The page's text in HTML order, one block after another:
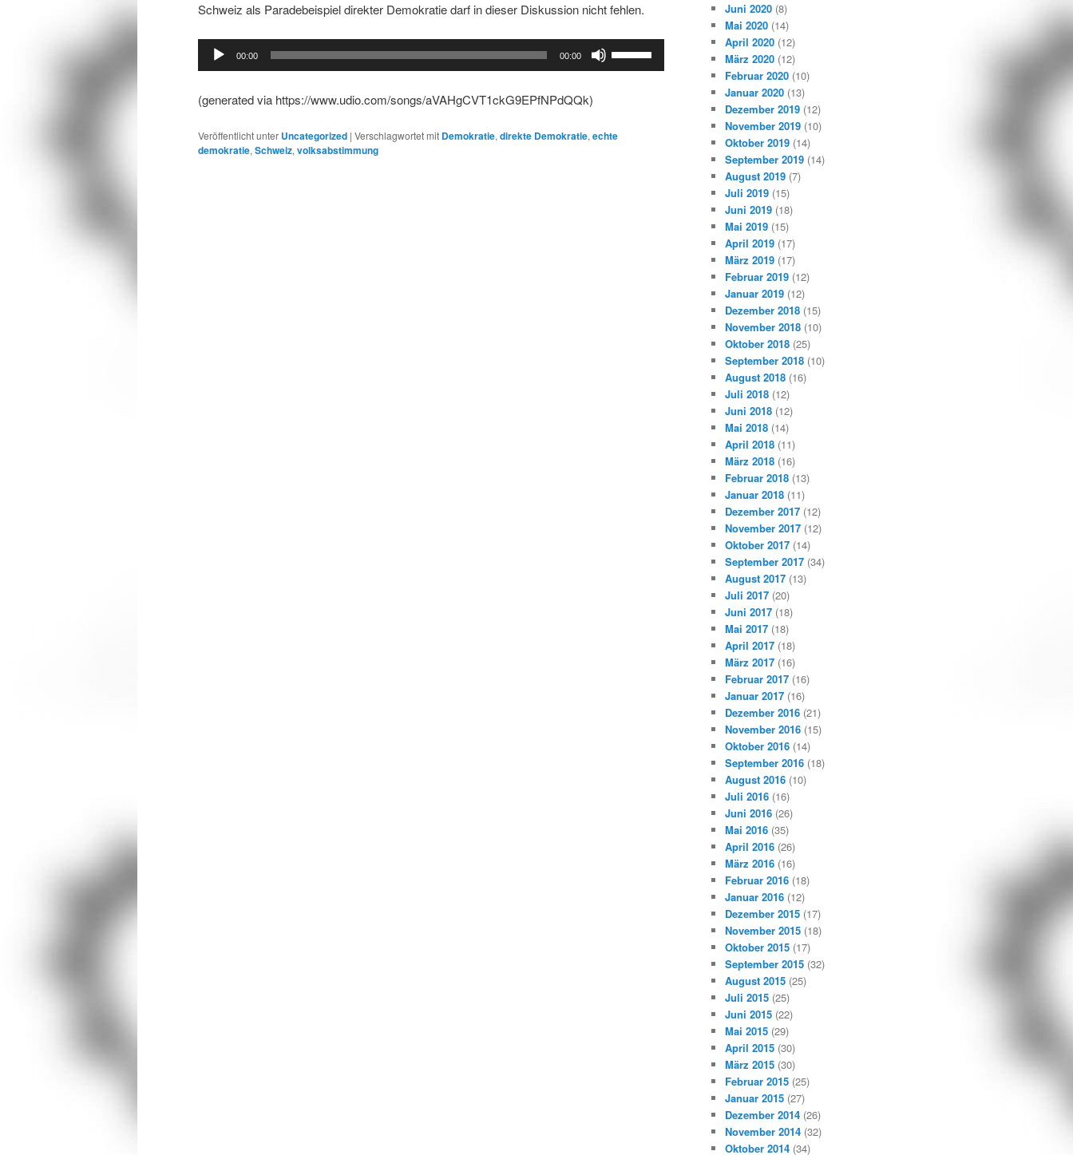
Schweiz als Paradebeispiel direkter Demokratie darf in dieser Diskussion nicht fehlen.
Audio-
Player
00:00 00:00
Lautstärke
(generated via https://www.udio.com/songs/aVAHgCVT1ckG9EPfNPdQQk)
Veröffentlicht unter Uncategorized | Verschlagwortet mit Demokratie, direkte Demokratie, echte
demokratie, Schweiz, volksabstimmung
Juni 2020 (8)
Mai 2020 (14)
April 2020 (12)
März 2020 (12)
Februar 2020 (10)
Januar 2020 (13)
Dezember 2019 (12)
November 2019 (10)
Oktober 2019 (14)
September 2019 (14)
August 2019 (7)
Juli 2019 (15)
Juni 2019 (18)
Mai 2019 (15)
April 2019 (17)
März 2019 (17)
Februar 2019 (12)
Januar 2019 (12)
Dezember 2018 (15)
November 2018 (10)
Oktober 2018 (25)
September 2018 (10)
August 2018 (16)
Juli 2018 (12)
Juni 2018 (12)
Mai 2018 (14)
April 2018 (11)
März 2018 (16)
Februar 2018 (13)
Januar 2018 (11)
Dezember 2017 (12)
November 2017 (12)
Oktober 2017 (14)
September 2017 (34)
August 2017 (13)
Juli 2017 (20)
Juni 2017 (18)
Mai 2017 (18)
April 2017 (18)
März 2017 (16)
Februar 2017 (16)
Januar 2017 (16)
Dezember 2016 (21)
November 2016 (15)
Oktober 2016 (14)
September 2016 (18)
August 2016 (10)
Juli 2016 (16)
Juni 2016 (26)
Mai 2016 (35)
April 2016 (26)
März 2016 (16)
Februar 2016 (18)
Januar 2016 (12)
Dezember 2015 (17)
November 2015 (18)
Oktober 2015 (17)
September 2015 (32)
August 2015 (25)
Juli 2015 (25)
Juni 2015 (22)
Mai 2015 (29)
April 2015 (30)
März 2015 (30)
Februar 2015 (25)
Januar 2015 (27)
Dezember 2014 (26)
November 2014 (32)
Oktober 2014 (34)